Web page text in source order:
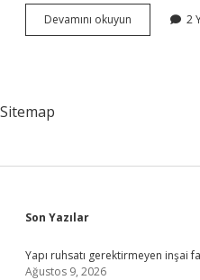
Devamını okuyun
16
2
Sitemap
Sidebar
Son Yazılar
Yapı ruhsatı gerektirmeyen inşai
Ağustos 9, 2026